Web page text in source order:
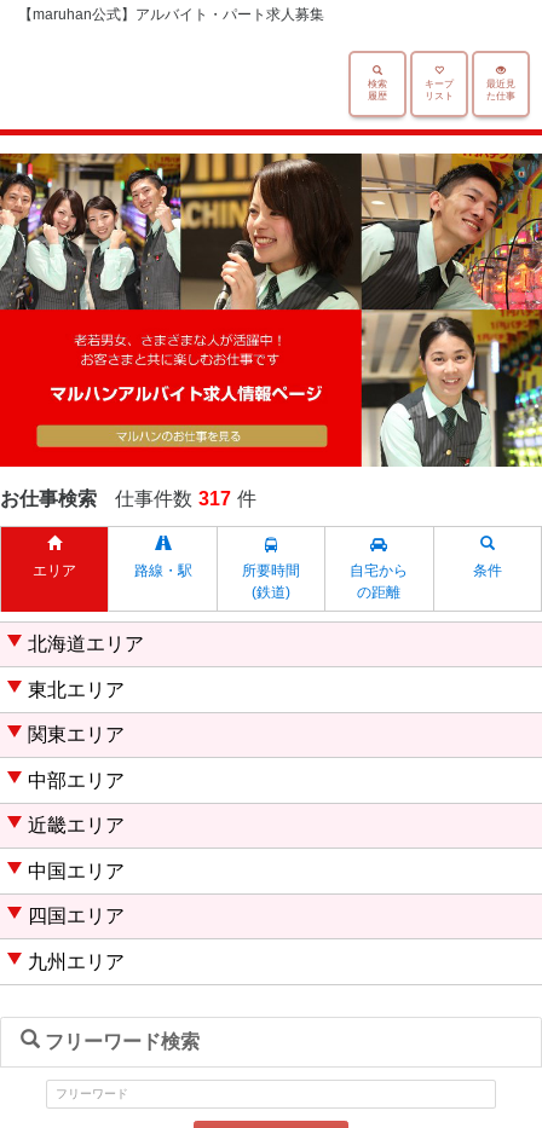
【maruhan公式】アルバイト・パート求人募集
最近見
た仕事
キープ
リスト
検索
履歴
お仕事検索 仕事件数 317 件
エリア 路線・駅
所要時間
(鉄道)
自宅から
の距離
条件
北海道エリア
東北エリア
関東エリア
中部エリア
近畿エリア
中国エリア
四国エリア
九州エリア
フリーワード検索